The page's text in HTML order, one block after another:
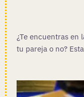
¿Te encuentras en
tu pareja o no?